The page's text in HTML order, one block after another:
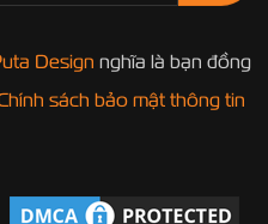
Design nghĩa là bạn đồng
sách bảo mật thông tin